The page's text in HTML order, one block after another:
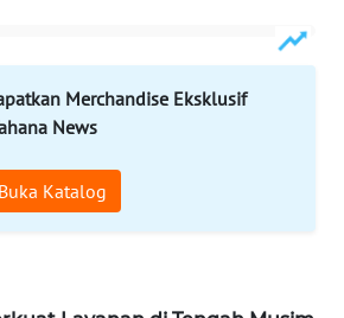
Merchandise Eksklusif
News
Buka Katalog